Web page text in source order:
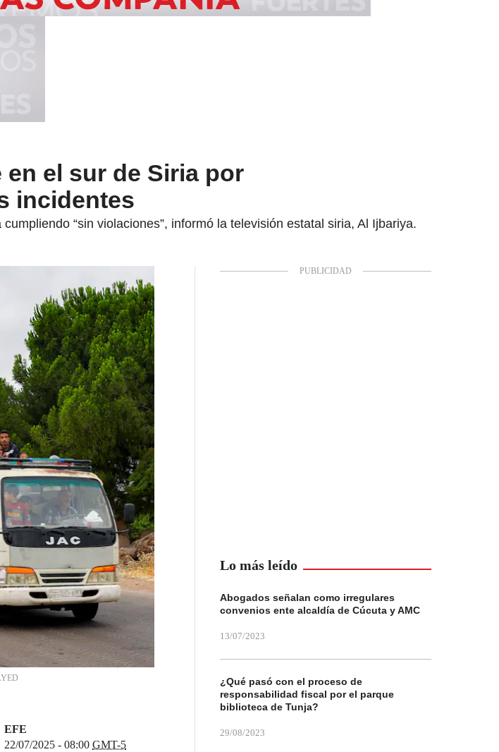
el sur de Siria por
incidentes
“sin violaciones”, informó la televisión estatal siria, Al Ijbariya.
EFE
22/07/2025 - 08:00 GMT-5
Lo más leído
Abogados señalan como irregulares
convenios ente alcaldía de Cúcuta y AMC
13/07/2023
¿Qué pasó con el proceso de
responsabilidad fiscal por el parque
biblioteca de Tunja?
29/08/2023